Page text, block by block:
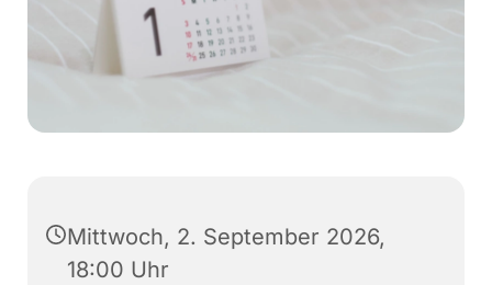
Mittwoch, 2. September 2026,
18:00 Uhr